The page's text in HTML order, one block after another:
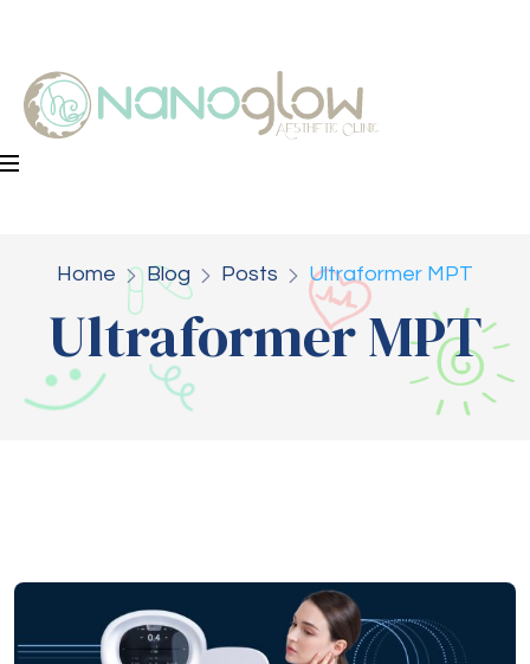
Home Blog Posts Ultraformer MPT
Ultraformer MPT